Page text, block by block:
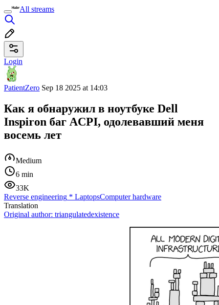
All streams
Login
PatientZero Sep 18 2025 at 14:03
Как я обнаружил в ноутбуке Dell
Inspiron баг ACPI, одолевавший меня
восемь лет
Medium
6 min
33K
Reverse engineering * LaptopsComputer hardware
Translation
Original author: triangulatedexistence